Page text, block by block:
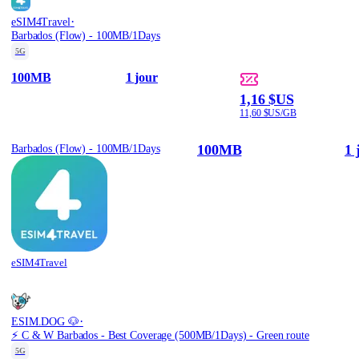
eSIM4Travel ·
Barbados (Flow) - 100MB/1Days
5G
100MB 1 jour
1,16 $US
11,60 $US/GB
Barbados (Flow) - 100MB/1Days
eSIM4Travel
100MB 1
ESIM.DOG 🐶·
⚡️ C & W Barbados - Best Coverage (500MB/1Days) - Green route
5G